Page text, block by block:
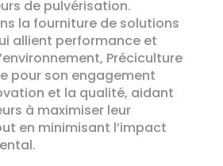
de pulvérisation.
la fourniture de solutions
allient performance et
Préciculture
pour son engagement
et la qualité, aidant
à maximiser leur
en minimisant l’impact